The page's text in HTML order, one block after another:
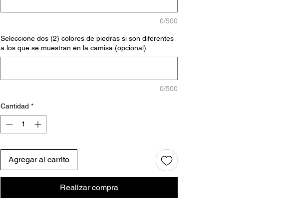
0/500
Seleccione dos (2) colores de piedras si son diferentes
a los que se muestran en la camisa (opcional)
0/500
Cantidad *
Agregar al carrito
Realizar compra